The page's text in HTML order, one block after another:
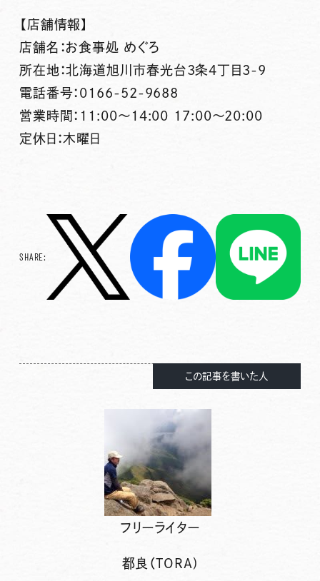
【店舗情報】
店舗名：お食事処 めぐろ
所在地：北海道旭川市春光台3条4丁目3-9
電話番号：0166-52-9688
営業時間：11:00～14:00 17:00～20:00
定休日：木曜日
SHARE:
この記事を書いた人
フリーライター
都良（TORA)